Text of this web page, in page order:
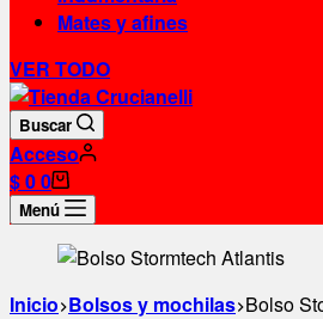
Mates y afines
VER TODO
Buscar
Acceso
Carro
de
$00
Menú
Inicio Bolsos y mochilas Bolso